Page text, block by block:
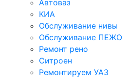
Автоваз
КИА
Обслуживание нивы
Обслуживание ПЕЖО
Ремонт рено
Ситроен
Ремонтируем УАЗ